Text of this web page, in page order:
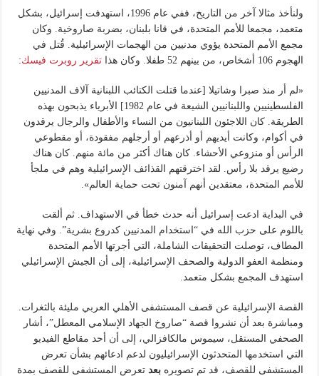
ولنأخذ مثالا آخر من التاريخ، ففي عام 1996، استهدفت إسرائيل، بشكل
متعمد، مجمعا للأمم المتحدة، في قانا بلبنان، بضربة صاروخية. وكان
مجمع الأمم المتحدة يؤوي مدنيين من الهجمات الإسرائيلية. قُتل في
الهجوم 106 أشخاص، من بينهم 52 طفلا. وكان هذا
تقرير روبرت فيسك:
«لم أر منذ صبرا وشاتيلا [عندما قتلت الكتائب اللبنانية آلاف المدنيين
الفلسطينيين واللبنانيين الشيعة في عام 1982] الأبرياء يذبحون بهذه
الطريقة. كان اللاجئون اللبنانيون من النساء والأطفال والرجال يرقدون
في أكوام، وكانت أيديهم أو أذرعهم أو أرجلهم مفقودة، أو مقطوعي
الرأس أو منزوعي الأحشاء. كان هناك أكثر من مائة منهم. كان هناك
رضيع يرقد بلا رأس. لقد اخترقتهم القذائف الإسرائيلية وهم في ملجأ
للأمم المتحدة، معتقدين أنهم آمنون تحت حماية العالم».
في البداية ادعت إسرائيل أنه حدث خطأ في الاستهداف. ثم ألقت
باللوم على حزب الله في “استخدام المدنيين كدروع بشرية”. وفي نهاية
المطاف، توصلت التحقيقات الشاملة، التي أجرتها الأمم المتحدة
ومنظمة العفو الدولية والصحف الإسرائيلية، إلى أن الجيش الإسرائيلي
استهدف المجمع بشكل متعمد.
القصة الإسرائيلية عن قصف المستشفى الأهلي العربي مليئة بالثغرات.
ومباشرة بعد أن نشروا قصة “صاروخ الجهاد الإسلامي المعطل”، أشار
الصحفي المستقل، سيموس مالكافزالي، إلى أن أحد مقاطع الفيديو
التي استخدمها المتحدثون الإسرائيليون لدعم ادعائهم بشأن تعرض
المستشفى للقصف، قد تم تصويرهبعد تعرض المستشفى للقصف بمدة